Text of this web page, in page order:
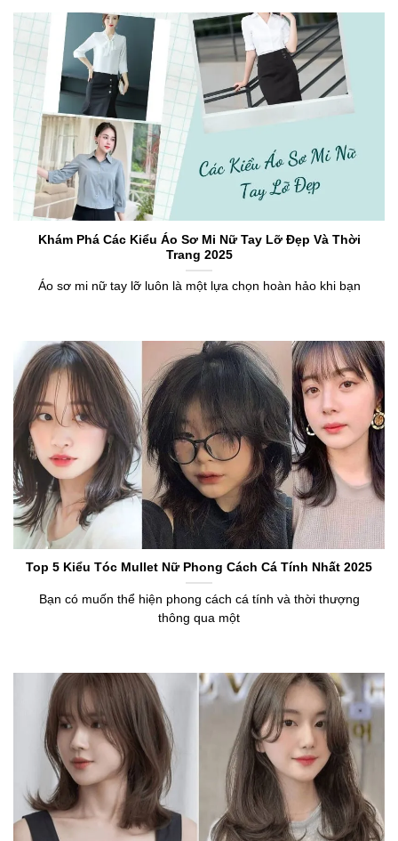
Khám Phá Các Kiểu Áo Sơ Mi Nữ Tay Lỡ Đẹp Và Thời
Trang 2025
Áo sơ mi nữ tay lỡ luôn là một lựa chọn hoàn hảo khi bạn
Top 5 Kiểu Tóc Mullet Nữ Phong Cách Cá Tính Nhất 2025
Bạn có muốn thể hiện phong cách cá tính và thời thượng
thông qua một